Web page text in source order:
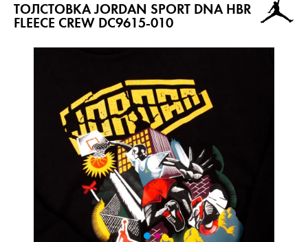
ТОЛСТОВКА JORDAN SPORT DNA HBR
FLEECE CREW DC9615-010